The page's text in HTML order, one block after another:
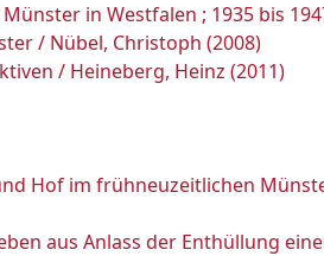
in Westfalen ; 1935 bis
/ Nübel, Christoph (2008)
/ Heineberg, Heinz (2011)
Hof im frühneuzeitlichen
aus Anlass der Enthüllung